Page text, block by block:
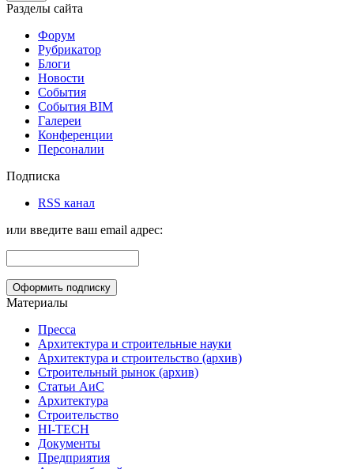
Разделы сайта
Форум
Рубрикатор
Блоги
Новости
События
События BIM
Галереи
Конференции
Персоналии
Подписка
RSS канал
или введите ваш email адрес:
Материалы
Пресса
Архитектура и строительные науки
Архитектура и строительство (архив)
Строительный рынок (архив)
Статьи АиС
Архитектура
Строительство
HI-TECH
Документы
Предприятия